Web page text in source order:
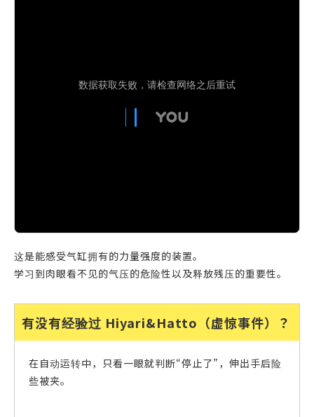
这是能感受气缸拥有的力量强度的装置。
学习到肉眼看不见的气压的危险性以及释放残压的重要性。
有没有经验过 Hiyari&Hatto（虚惊事件）？
在自动运转中，只看一眼就判断“停止了”，伸出手后险
些被夹。